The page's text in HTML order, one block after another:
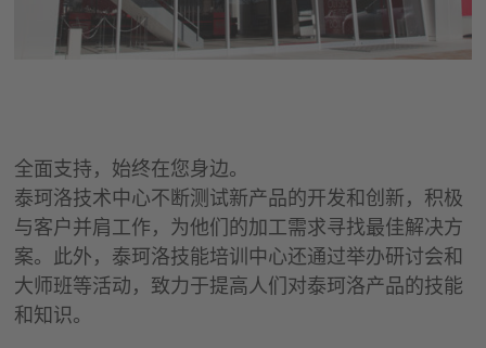
全面支持，始终在您身边。
泰珂洛技术中心不断测试新产品的开发和创新，积极
与客户并肩工作，为他们的加工需求寻找最佳解决方
案。此外，泰珂洛技能培训中心还通过举办研讨会和
大师班等活动，致力于提高人们对泰珂洛产品的技能
和知识。